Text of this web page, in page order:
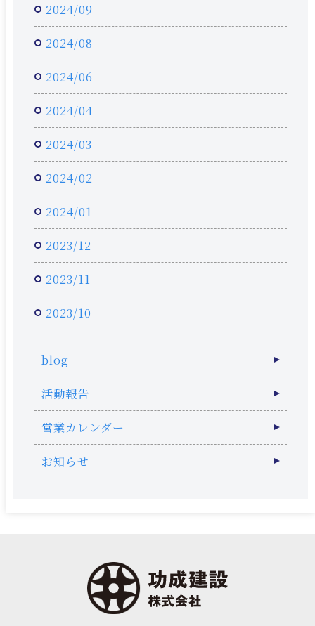
2024/09
2024/08
2024/06
2024/04
2024/03
2024/02
2024/01
2023/12
2023/11
2023/10
blog
活動報告
営業カレンダー
お知らせ